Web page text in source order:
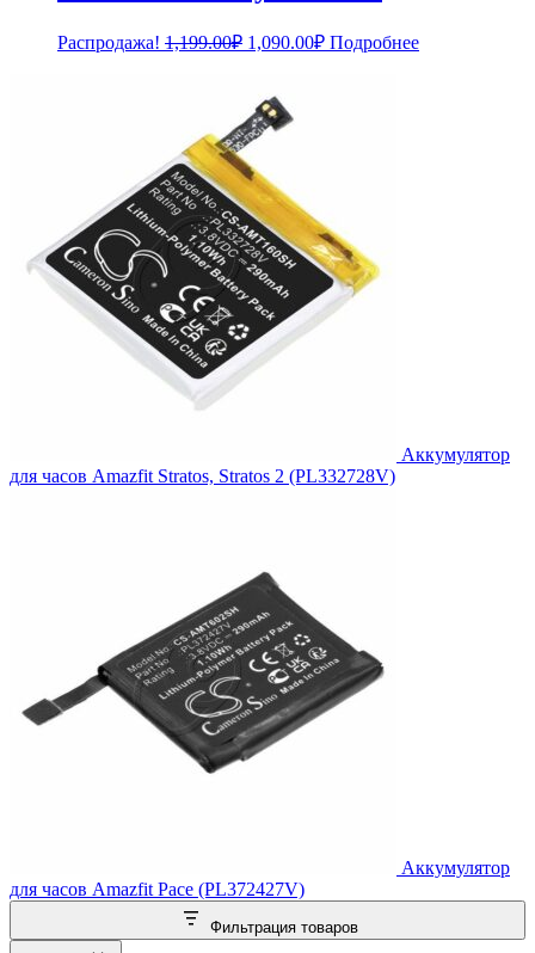
Распродажа! 1,199.00₽ Первоначальная
1,199.00₽.
1,090.00₽Текущая
цена:
Подробнее
Аккумулятор
для часов Amazfit Stratos, Stratos 2 (PL332728V)
Аккумулятор
для часов Amazfit Pace (PL372427V)
Фильтрация товаров